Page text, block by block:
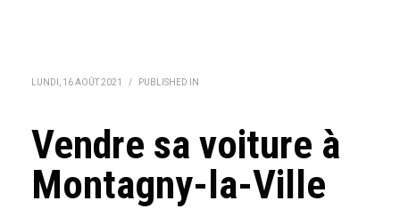
LUNDI, 16 AOÛT 2021 / PUBLISHED IN
Vendre sa voiture à
Montagny-la-Ville